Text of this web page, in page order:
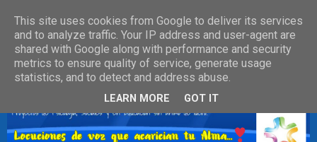
This site uses cookies from Google to deliver its services
and to analyze traffic. Your IP address and user-agent are
shared with Google along with performance and security
metrics to ensure quality of service, generate usage
statistics, and to detect and address abuse.
LEARN MORE GOT IT